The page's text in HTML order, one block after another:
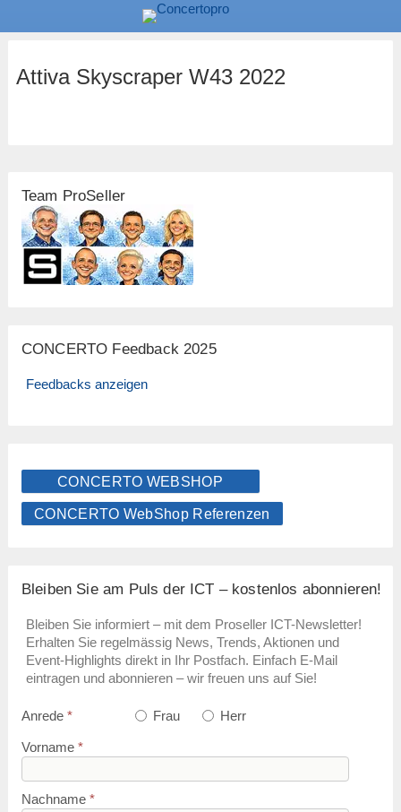
Attiva Skyscraper W43 2022
Team ProSeller
CONCERTO Feedback 2025
Feedbacks anzeigen
CONCERTO WEBSHOP
CONCERTO WebShop Referenzen
Bleiben Sie am Puls der ICT – kostenlos abonnieren!
Bleiben Sie informiert – mit dem Proseller ICT-Newsletter!
Erhalten Sie regelmässig News, Trends, Aktionen und
Event-Highlights direkt in Ihr Postfach. Einfach E-Mail
eintragen und abonnieren – wir freuen uns auf Sie!
Anrede * Frau Herr
Vorname *
Nachname *